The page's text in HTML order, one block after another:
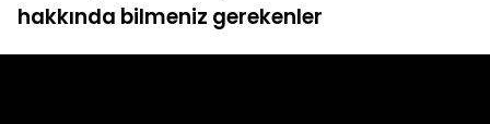
hakkında bilmeniz gerekenler